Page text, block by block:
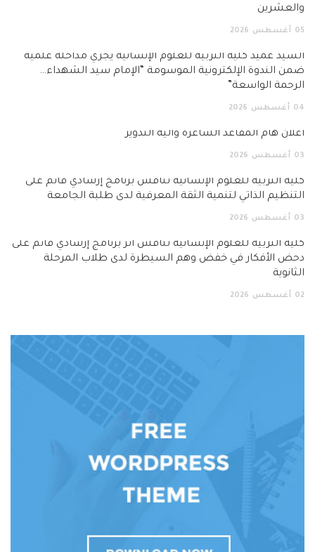
والعشرين
05 أغسطس 2026
السيد عميد كلية التربية للعلوم الإنسانية يجري مداخلة علمية
ضمن الندوة الإلكترونية الموسومة “الإمام سيد الشهداء…
الرحمة الواسعة”
04 أغسطس 2026
اعلان هام المقاعد الشاغرة وآلية التدوير
03 أغسطس 2026
كلية التربية للعلوم الإنسانية تناقش برنامج إرشادي قائم على
التنظيم الذاتي لتنمية الثقة المعرفية لدى طلبة الجامعة
03 أغسطس 2026
كلية التربية للعلوم الإنسانية تناقش أثر برنامج إرشادي قائم على
دحض الأفكار في خفض وهم السيطرة لدى طلاب المرحلة
الثانوية
02 أغسطس 2026